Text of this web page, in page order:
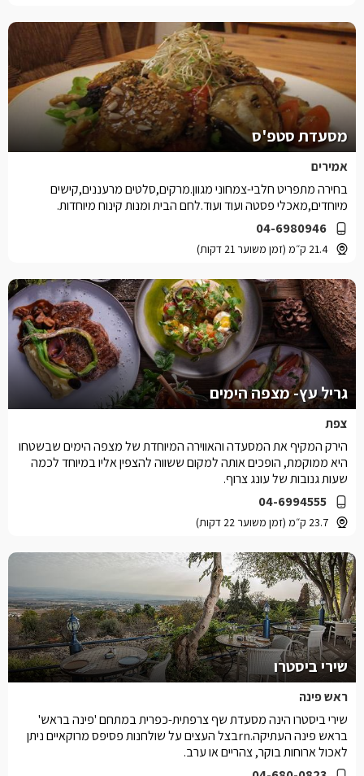
מסעדת סטפ'ס
אמירים
04-6980946
21.4 ק״מ (זמן משוער 21 דקות)
בחירה מתפריט חלבי-צמחוני מגוון.מרקים,סלטים מרעננים,קישים
מיוחדים,מאכלי פסטה ועוד ועוד.לחם הבית ומנות קינוח מיוחדות.
גריל עץ- מצפה הימים
צפת
04-6994555
23.7 ק״מ (זמן משוער 22 דקות)
הירק המקיף את המסעדה והאווירה המיוחדת של מצפה הימים שבשטחו
היא ממוקמת, הופכים אותה למקום ששווה להצפין אליו במיוחד לכמה
שעות גנובות של עונג צרוף.
שירי ביסטרו
ראש פינה
שירי ביסטרו הינה מסעדת שף צרפתית-כפרית במתחם 'פינה בראש'
בראש פינה העתיקה.rnבצל העצים על שולחנות פסיפס מרוקאיים ניתן
לאכול ארוחות בוקר, צהריים או ערב.